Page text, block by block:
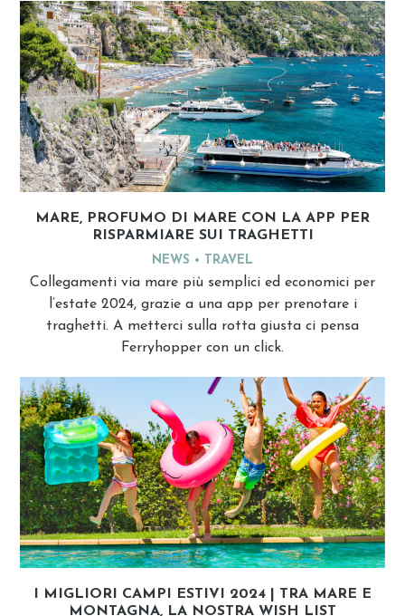
MARE, PROFUMO DI MARE CON LA APP PER
RISPARMIARE SUI TRAGHETTI
NEWS TRAVEL
Collegamenti via mare più semplici ed economici per
l’estate 2024, grazie a una app per prenotare i
traghetti. A metterci sulla rotta giusta ci pensa
Ferryhopper con un click.
I MIGLIORI CAMPI ESTIVI 2024 | TRA MARE E
MONTAGNA, LA NOSTRA WISH LIST